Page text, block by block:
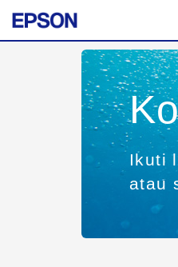
Ikuti
atau